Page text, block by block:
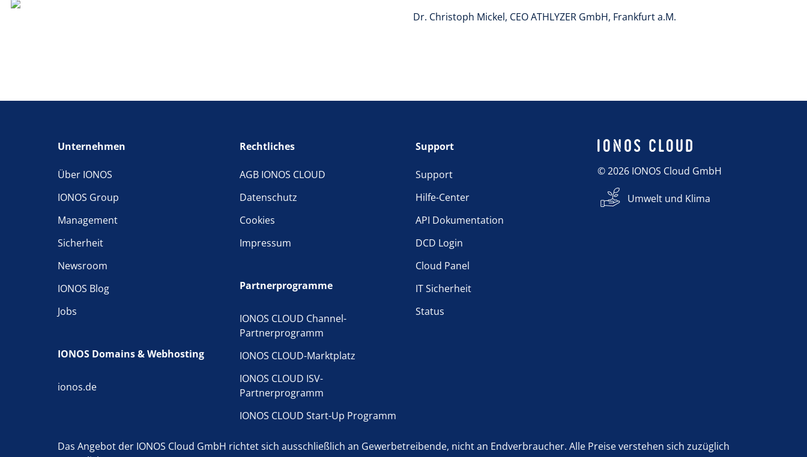
Dr. Christoph Mickel, CEO ATHLYZER GmbH, Frankfurt a.M.
Unternehmen
Über IONOS
IONOS Group
Management
Sicherheit
Newsroom
IONOS Blog
Jobs
IONOS Domains & Webhosting
ionos.de
Rechtliches
AGB IONOS CLOUD
Datenschutz
Cookies
Impressum
Partnerprogramme
IONOS CLOUD Channel-
Partnerprogramm
IONOS CLOUD-Marktplatz
IONOS CLOUD ISV-
Partnerprogramm
IONOS CLOUD Start-Up Programm
Support
Support
Hilfe-Center
API Dokumentation
DCD Login
Cloud Panel
IT Sicherheit
Status
© 2026 IONOS Cloud GmbH
Umwelt und Klima
Das Angebot der IONOS Cloud GmbH richtet sich ausschließlich an Gewerbetreibende, nicht an Endverbraucher. Alle Preise verstehen sich zuzüglich